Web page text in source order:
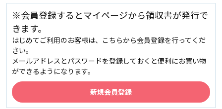
※会員登録するとマイページから領収書が発行で
きます。
はじめてご利用のお客様は、こちらから会員登録を行ってくだ
さい。
メールアドレスとパスワードを登録しておくと便利にお買い物
ができるようになります。